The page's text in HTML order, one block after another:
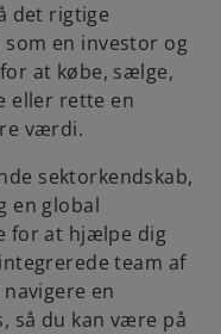
det rigtige
en investor og
at købe, sælge,
eller rette en
værdi.
sektorkendskab,
en global
for at hjælpe dig
team af
en
så du kan være på